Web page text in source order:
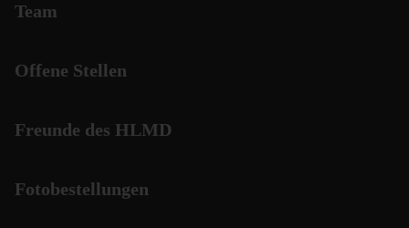
Team
Offene Stellen
Freunde des HLMD
Fotobestellungen